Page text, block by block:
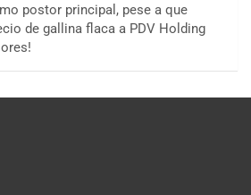
postor principal, pese a que
de gallina flaca a PDV Holding